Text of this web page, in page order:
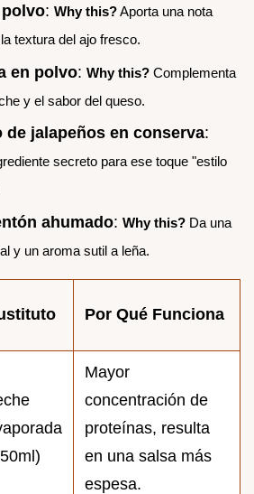
polvo: Why this?Aporta una nota
textura del ajo fresco.
en polvo: Why this? Complementa
y el sabor del queso.
de jalapeños en conserva:
secreto para ese toque "estilo
ahumado: Why this? Da una
y un aroma sutil a leña.
Por Qué Funciona
Mayor
concentración de
proteínas, resulta
en una salsa más
espesa.